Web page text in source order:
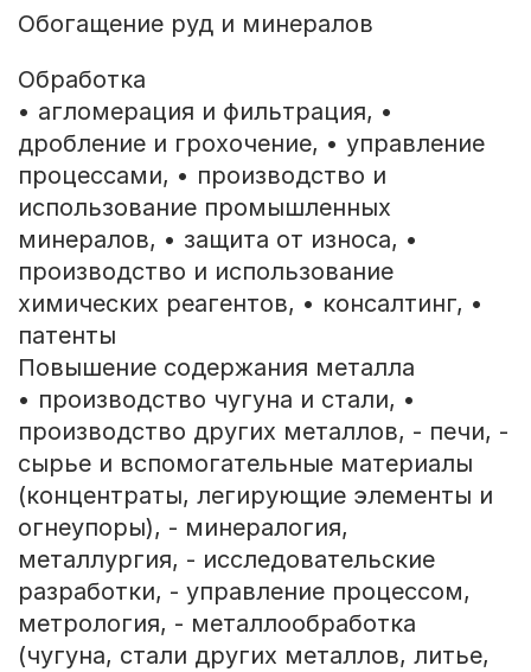
Обогащение руд и минералов
Обработка
• агломерация и фильтрация, •
дробление и грохочение, • управление
процессами, • производство и
использование промышленных
минералов, • защита от износа, •
производство и использование
химических реагентов, • консалтинг, •
патенты
Повышение содержания металла
• производство чугуна и стали, •
производство других металлов, - печи, -
сырье и вспомогательные материалы
(концентраты, легирующие элементы и
огнеупоры), - минералогия,
металлургия, - исследовательские
разработки, - управление процессом,
метрология, - металлообработка
(чугуна, стали других металлов, литье,